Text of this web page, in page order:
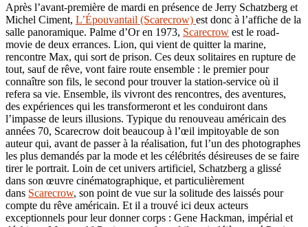
Après l’avant-première de mardi en présence de Jerry Schatzberg et
Michel Ciment, L’Épouvantail (Scarecrow) est donc à l’affiche de la
salle panoramique. Palme d’Or en 1973, Scarecrow est le road-
movie de deux errances. Lion, qui vient de quitter la marine,
rencontre Max, qui sort de prison. Ces deux solitaires en rupture de
tout, sauf de rêve, vont faire route ensemble : le premier pour
connaître son fils, le second pour trouver la station-service où il
refera sa vie. Ensemble, ils vivront des rencontres, des aventures,
des expériences qui les transformeront et les conduiront dans
l’impasse de leurs illusions. Typique du renouveau américain des
années 70, Scarecrow doit beaucoup à l’œil impitoyable de son
auteur qui, avant de passer à la réalisation, fut l’un des photographes
les plus demandés par la mode et les célébrités désireuses de se faire
tirer le portrait. Loin de cet univers artificiel, Schatzberg a glissé
dans son œuvre cinématographique, et particulièrement
dans Scarecrow, son point de vue sur la solitude des laissés pour
compte du rêve américain. Et il a trouvé ici deux acteurs
exceptionnels pour leur donner corps : Gene Hackman, impérial et